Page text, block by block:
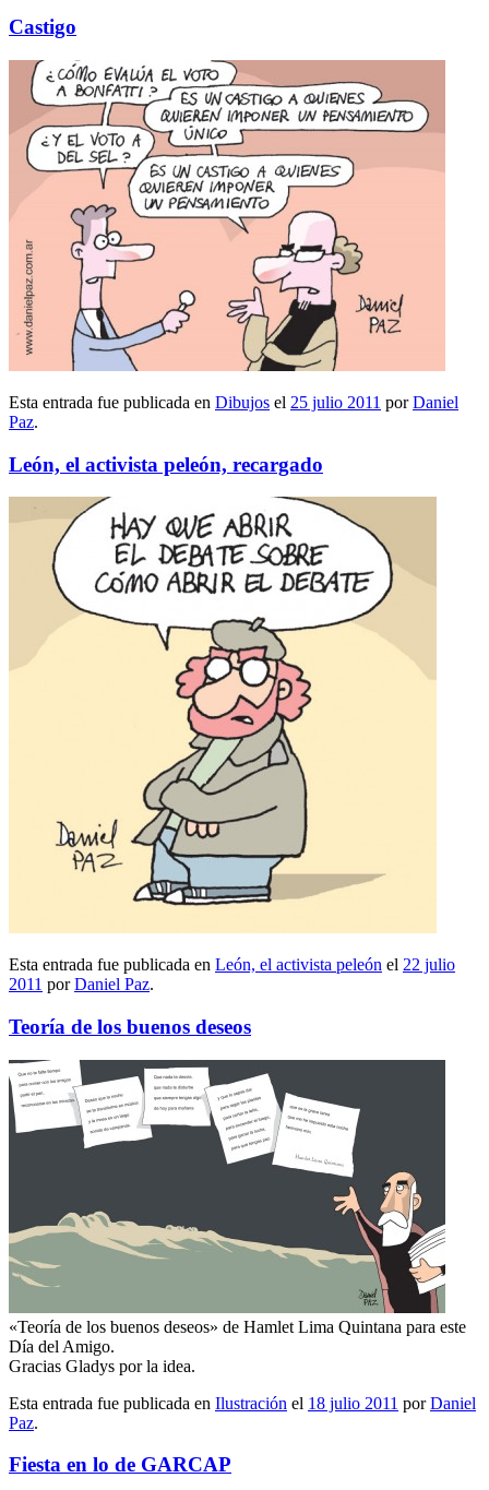
Castigo
Esta entrada fue publicada en Dibujos el 25 julio 2011 porDaniel
Paz.
León, el activista peleón, recargado
Esta entrada fue publicada en León, el activista peleón el 22 julio
2011 porDaniel Paz.
Teoría de los buenos deseos
«Teoría de los buenos deseos» de Hamlet Lima Quintana para este
Día del Amigo.
Gracias Gladys por la idea.
Esta entrada fue publicada en Ilustración el 18 julio 2011 porDaniel
Paz.
Fiesta en lo de GARCAP